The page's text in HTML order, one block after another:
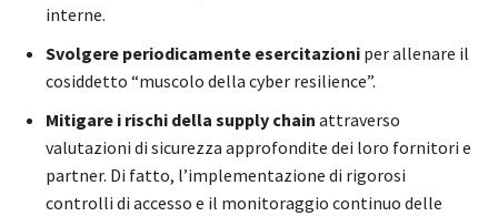
interne.
Svolgere periodicamente esercitazioni per allenare il
cosiddetto “muscolo della cyber resilience”.
Mitigare i rischi della supply chain attraverso
valutazioni di sicurezza approfondite dei loro fornitori e
partner. Di fatto, l’implementazione di rigorosi
controlli di accesso e il monitoraggio continuo delle